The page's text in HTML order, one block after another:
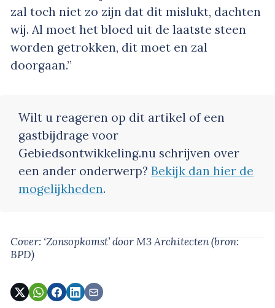
zal toch niet zo zijn dat dit mislukt, dachten
wij. Al moet het bloed uit de laatste steen
worden getrokken, dit moet en zal
doorgaan.”
Wilt u reageren op dit artikel of een
gastbijdrage voor
Gebiedsontwikkeling.nu schrijven over
een ander onderwerp?Bekijk dan hier de
mogelijkheden.
Cover: ‘Zonsopkomst’door M3 Architecten(bron:
BPD)